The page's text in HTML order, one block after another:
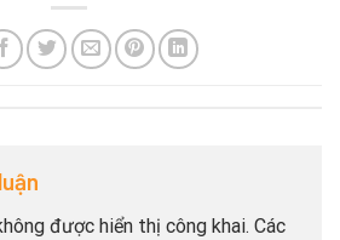
được hiển thị công khai. Các